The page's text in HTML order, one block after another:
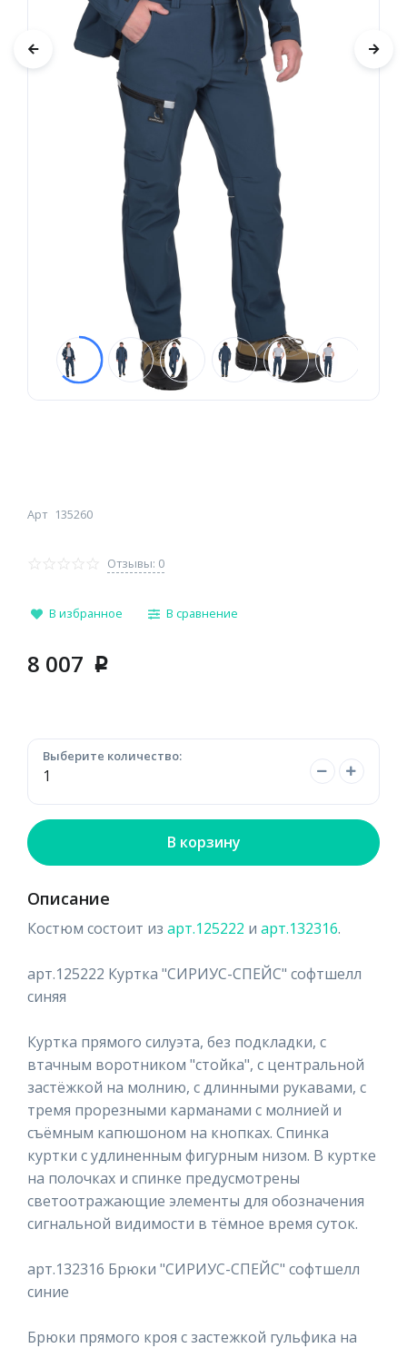
Арт 135260
Отзывы: 0
В избранное В сравнение
8 007 p
Выберите количество:
В корзину
Описание
Костюм состоит из арт.125222 и арт.132316.
арт.125222 Куртка "СИРИУС-СПЕЙС" софтшелл
синяя
Куртка прямого силуэта, без подкладки, с
втачным воротником "стойка", с центральной
застёжкой на молнию, с длинными рукавами, с
тремя прорезными карманами с молнией и
съёмным капюшоном на кнопках. Спинка
куртки с удлиненным фигурным низом. В куртке
на полочках и спинке предусмотрены
светоотражающие элементы для обозначения
сигнальной видимости в тёмное время суток.
арт.132316 Брюки "СИРИУС-СПЕЙС" софтшелл
синие
Брюки прямого кроя с застежкой гульфика на